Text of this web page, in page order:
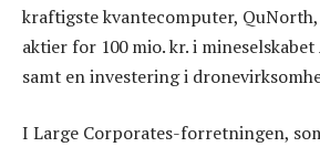
kraftigste kvantecomputer,
aktier for 100 mio. kr. i
samt en investering i
I Large Corporates-forretningen,